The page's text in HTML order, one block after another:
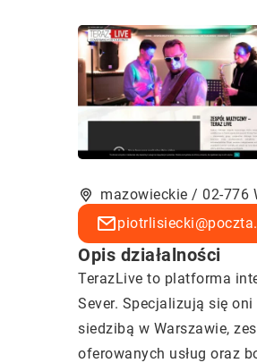
mazowieckie / 02-776
Opis działalności
TerazLive to platforma
Sever. Specjalizują się
siedzibą w Warszawie,
oferowanych usług oraz